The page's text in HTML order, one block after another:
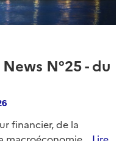
N°25 - du
financier, de la